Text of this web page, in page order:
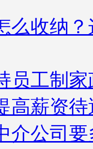
么收纳
员工制
高薪资待
介公司要